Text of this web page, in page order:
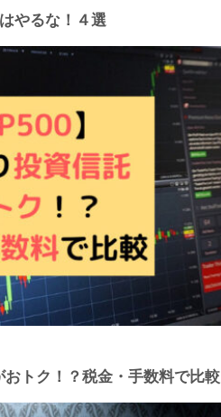
やるな！４選
おトク！？税金・手数料で比較